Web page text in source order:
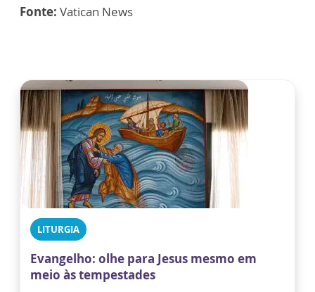
Fonte: Vatican News
LITURGIA
Evangelho: olhe para Jesus mesmo em
meio às tempestades